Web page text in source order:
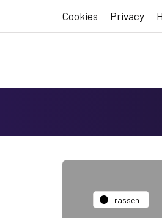
Cookies Privacy
rassen